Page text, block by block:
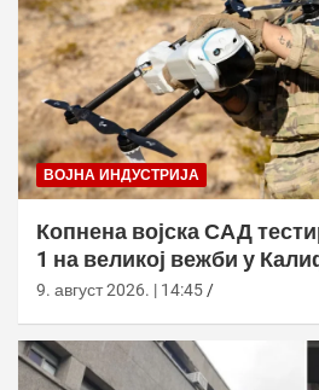
ВОЈНА ИНДУСТРИЈА
Копнена војска САД
1 на великој вежби у
9. август 2026. | 14:45